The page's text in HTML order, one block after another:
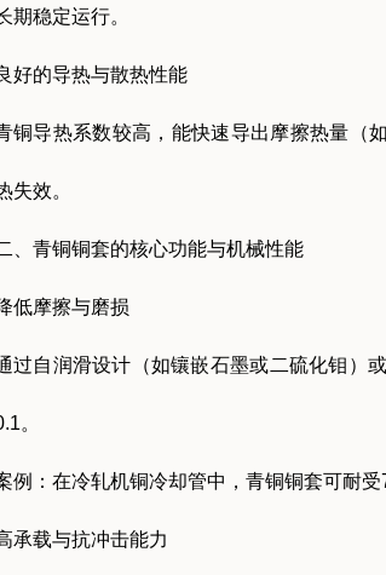
期稳定运行。
好的导热与散热性能
铜导热系数较高，能快速导出摩擦热量（
失效。
、青铜铜套的核心功能与机械性能
低摩擦与磨损
过自润滑设计（如镶嵌石墨或二硫化钼）
。
例：在冷轧机铜冷却管中，青铜铜套可耐受
承载与抗冲击能力